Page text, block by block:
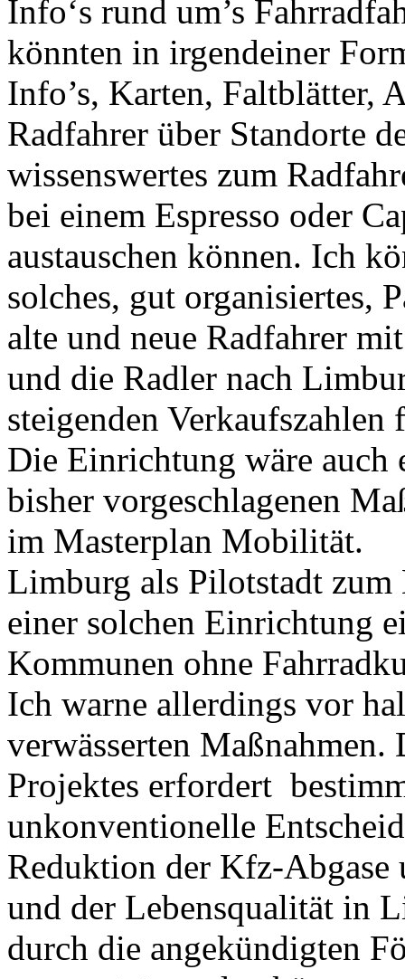
Info‘s rund um’s
könnten in irgendeiner
Info’s, Karten, Faltblätter,
Radfahrer über Standorte
wissenswertes zum
bei einem Espresso oder
austauschen können. Ich
solches, gut organisiertes,
alte und neue Radfahrer
und die Radler nach
steigenden Verkaufszahlen
Die Einrichtung wäre auch
bisher vorgeschlagenen
im Masterplan Mobilität.
Limburg als Pilotstadt
einer solchen Einrichtung
Kommunen ohne
Ich warne allerdings vor
verwässerten Maßnahmen.
Projektes erfordert
unkonventionelle
Reduktion der Kfz-Abgase
und der Lebensqualität in
durch die angekündigten